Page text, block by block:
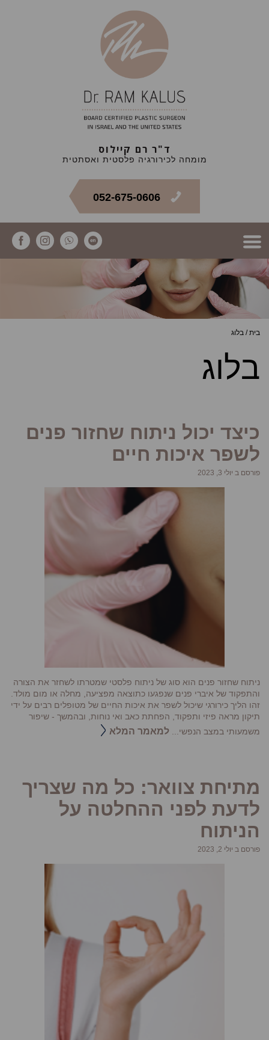
ד"ר רם קיילוס
מומחה לכירורגיה פלסטית ואסתטית
052-675-0606
בית/ בלוג
בלוג
כיצד יכול ניתוח שחזור פנים
לשפר איכות חיים
פורסם ב יולי 3, 2023
ניתוח שחזור פנים הוא סוג של ניתוח פלסטי שמטרתו לשחזר את הצורה
והתפקוד של איברי פנים שנפגעו כתוצאה מפציעה, מחלה או מום מולד.
זהו הליך כירורגי שיכול לשפר את איכות החיים של מטופלים רבים על ידי
תיקון מראה פיזי ותפקוד, הפחתת כאב ואי נוחות, ובהמשך - שיפור
משמעותי במצב הנפשי... למאמר המלא
מתיחת צוואר: כל מה שצריך
לדעת לפני ההחלטה על
הניתוח
פורסם ב יולי 2, 2023